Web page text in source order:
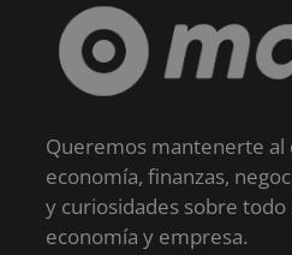
Queremos mantenerte al
economía, finanzas,
y curiosidades sobre
economía y empresa.